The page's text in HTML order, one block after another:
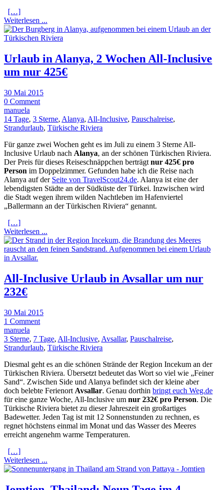
[…]
Weiterlesen ...
Urlaub in Alanya, 2 Wochen All-Inclusive
um nur 425€
30 Mai 2015
0 Comment
manuela
14 Tage, 3 Sterne, Alanya, All-Inclusive, Pauschalreise,
Strandurlaub, Türkische Riviera
Für ganze zwei Wochen geht es im Juli zu einem 3 Sterne All-
Inclusive Urlaub nach Alanya, an der schönen Türkischen Riviera.
Der Preis für dieses Reiseschnäppchen berträgt nur 425€ pro
Person im Doppelzimmer. Gefunden habe ich die Reise nach
Alanya auf der Seite von TravelScout24.de. Alanya ist eine der
lebendigsten Städte an der Südküste der Türkei. Inzwischen wird
die Stadt wegen ihrem wilden Nachtleben im Hafenviertel
„Ballermann an der Türkischen Riviera“ genannt.
[…]
Weiterlesen ...
All-Inclusive Urlaub in Avsallar um nur
232€
30 Mai 2015
1 Comment
manuela
3 Sterne, 7 Tage, All-Inclusive, Avsallar, Pauschalreise,
Strandurlaub, Türkische Riviera
Diesmal geht es an die schönen Strände der Region Incekum an der
Türkischen Riviera. Übersetzt bedeutet das Wort so viel wie „Feiner
Sand“. Zwischen Side und Alanya befindet sich der kleine aber
doch belebte Ferienort Avsallar. Genau dorthin bringt euch Weg.de
für eine ganze Woche, All-Inclusive um nur 232€ pro Person. Die
Türkische Riviera bietet zu dieser Jahreszeit ein großartiges
Badewetter. Jeden Tag ist mit 12 Sonnenstunden zu rechnen, es
regnet höchstens einmal im Monat und das Wasser des Meeres
erreicht angenehm warme Temperaturen.
[…]
Weiterlesen ...